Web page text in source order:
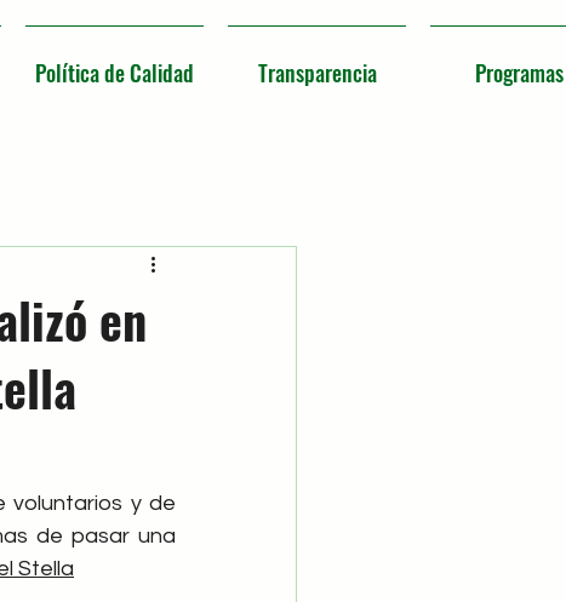
Política de Calidad Transparencia Programas
en
voluntarios y de
de pasar una
Stella